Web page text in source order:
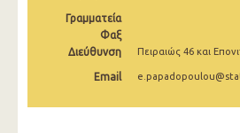
Φεβρουαρίου 2025
Ιανουαρίου 2025
Δεκεμβρίου 2024
Γραμματεία
Φαξ
Διεύθυνση
Πειραιώς 46 και
Email